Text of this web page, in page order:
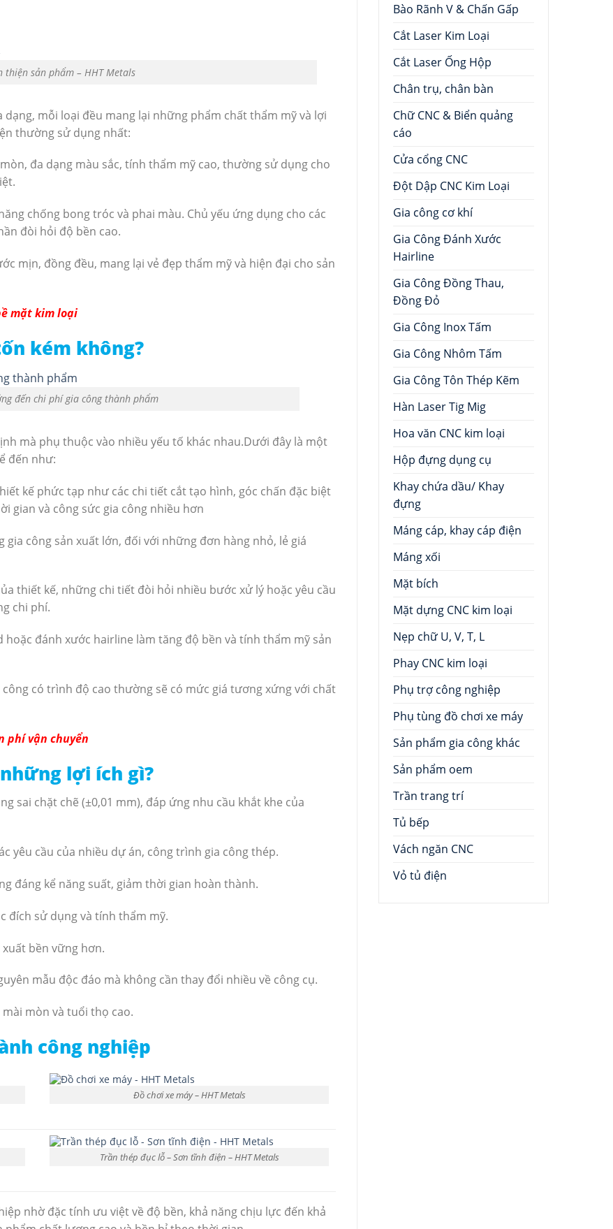
thiện sản phẩm – HHT Metals
mỗi loại đều mang lại những phẩm chất thẩm mỹ và lợi
thường sử dụng nhất:
đa dạng màu sắc, tính thẩm mỹ cao, thường sử dụng cho
chống bong tróc và phai màu. Chủ yếu ứng dụng cho các
đòi hỏi độ bền cao.
mịn, đồng đều, mang lại vẻ đẹp thẩm mỹ và hiện đại cho sản
mặt kim loại
kém không?
đến chi phí gia công thành phẩm
mà phụ thuộc vào nhiều yếu tố khác nhau.Dưới đây là một
đến như:
kế phức tạp như các chi tiết cắt tạo hình, góc chấn đặc biệt
gian và công sức gia công nhiều hơn
công sản xuất lớn, đối với những đơn hàng nhỏ, lẻ giá
thiết kế, những chi tiết đòi hỏi nhiều bước xử lý hoặc yêu cầu
chi phí.
hoặc đánh xước hairline làm tăng độ bền và tính thẩm mỹ sản
có trình độ cao thường sẽ có mức giá tương xứng với chất
phí vận chuyển
lợi ích gì?
sai chặt chẽ (±0,01 mm), đáp ứng nhu cầu khắt khe của
yêu cầu của nhiều dự án, công trình gia công thép.
đáng kể năng suất, giảm thời gian hoàn thành.
đích sử dụng và tính thẩm mỹ.
bền vững hơn.
mẫu độc đáo mà không cần thay đổi nhiều về công cụ.
mòn và tuổi thọ cao.
công nghiệp
Đồ chơi xe máy – HHT Metals
Trần thép đục lỗ – Sơn tĩnh điện – HHT Metals
nhờ đặc tính ưu việt về độ bền, khả năng chịu lực đến khả
Bào Rãnh V & Chấn Gấp
Cắt Laser Kim Loại
Cắt Laser Ống Hộp
Chân trụ, chân bàn
Chữ CNC & Biển quảng
cáo
Cửa cổng CNC
Đột Dập CNC Kim Loại
Gia công cơ khí
Gia Công Đánh Xước
Hairline
Gia Công Đồng Thau,
Đồng Đỏ
Gia Công Inox Tấm
Gia Công Nhôm Tấm
Gia Công Tôn Thép Kẽm
Hàn Laser Tig Mig
Hoa văn CNC kim loại
Hộp đựng dụng cụ
Khay chứa dầu/ Khay
đựng
Máng cáp, khay cáp điện
Máng xối
Mặt bích
Mặt dựng CNC kim loại
Nẹp chữ U, V, T, L
Phay CNC kim loại
Phụ trợ công nghiệp
Phụ tùng đồ chơi xe máy
Sản phẩm gia công khác
Sản phẩm oem
Trần trang trí
Tủ bếp
Vách ngăn CNC
Vỏ tủ điện